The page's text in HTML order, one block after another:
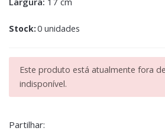
Stock:0 unidades
Este produto está atualmente fora
indisponível.
Partilhar: